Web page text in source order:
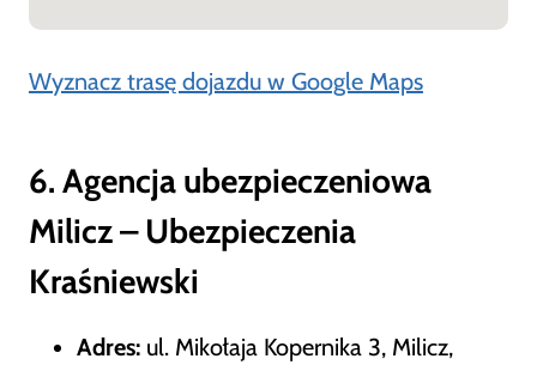
Wyznacz trasę dojazdu w Google Maps
6. Agencja ubezpieczeniowa
Milicz – Ubezpieczenia
Kraśniewski
Adres: ul. Mikołaja Kopernika 3, Milicz,